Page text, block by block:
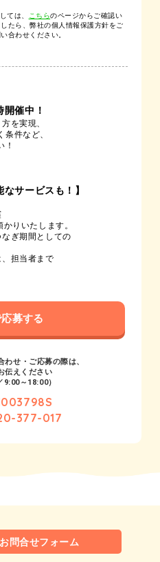
ては、 こちらのページからご確認い
たら、弊社の個人情報保護方針をご
合わせください。
開催中！
を実現、
件など、
！
サービスも！】
りいたします。
ぎ期間としての
担当者まで
募する
せ・ご応募の際は、
伝えください
9:00～18:00）
377-017
お問合せフォーム